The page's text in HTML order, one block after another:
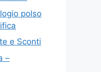
polso
e Sconti
–